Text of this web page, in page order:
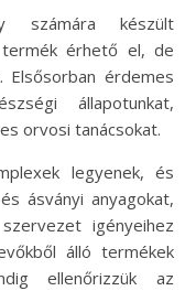
készült
érhető el, de
Elsősorban érdemes
állapotunkat,
orvosi tanácsokat.
legyenek, és
ásványi anyagokat,
igényeihez
álló termékek
ellenőrizzük az